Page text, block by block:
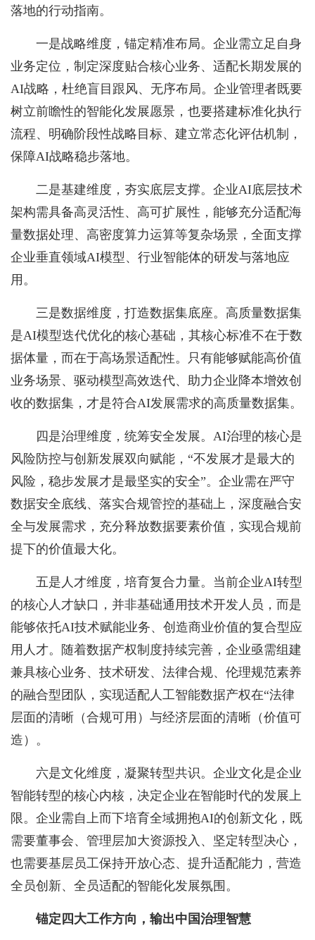
落地的行动指南。
一是战略维度，锚定精准布局。企业需立足自身
业务定位，制定深度贴合核心业务、适配长期发展的
AI战略，杜绝盲目跟风、无序布局。企业管理者既要
树立前瞻性的智能化发展愿景，也要搭建标准化执行
流程、明确阶段性战略目标、建立常态化评估机制，
保障AI战略稳步落地。
二是基建维度，夯实底层支撑。企业AI底层技术
架构需具备高灵活性、高可扩展性，能够充分适配海
量数据处理、高密度算力运算等复杂场景，全面支撑
企业垂直领域AI模型、行业智能体的研发与落地应
用。
三是数据维度，打造数据集底座。高质量数据集
是AI模型迭代优化的核心基础，其核心标准不在于数
据体量，而在于高场景适配性。只有能够赋能高价值
业务场景、驱动模型高效迭代、助力企业降本增效创
收的数据集，才是符合AI发展需求的高质量数据集。
四是治理维度，统筹安全发展。AI治理的核心是
风险防控与创新发展双向赋能，“不发展才是最大的
风险，稳步发展才是最坚实的安全”。企业需在严守
数据安全底线、落实合规管控的基础上，深度融合安
全与发展需求，充分释放数据要素价值，实现合规前
提下的价值最大化。
五是人才维度，培育复合力量。当前企业AI转型
的核心人才缺口，并非基础通用技术开发人员，而是
能够依托AI技术赋能业务、创造商业价值的复合型应
用人才。随着数据产权制度持续完善，企业亟需组建
兼具核心业务、技术研发、法律合规、伦理规范素养
的融合型团队，实现适配人工智能数据产权在“法律
层面的清晰（合规可用）与经济层面的清晰（价值可
造）。
六是文化维度，凝聚转型共识。企业文化是企业
智能转型的核心内核，决定企业在智能时代的发展上
限。企业需自上而下培育全域拥抱AI的创新文化，既
需要董事会、管理层加大资源投入、坚定转型决心，
也需要基层员工保持开放心态、提升适配能力，营造
全员创新、全员适配的智能化发展氛围。
锚定四大工作方向，输出中国治理智慧